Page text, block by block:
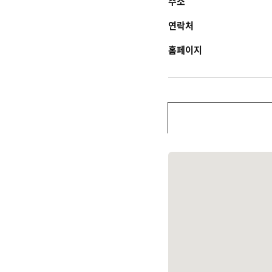
연락처
홈페이지